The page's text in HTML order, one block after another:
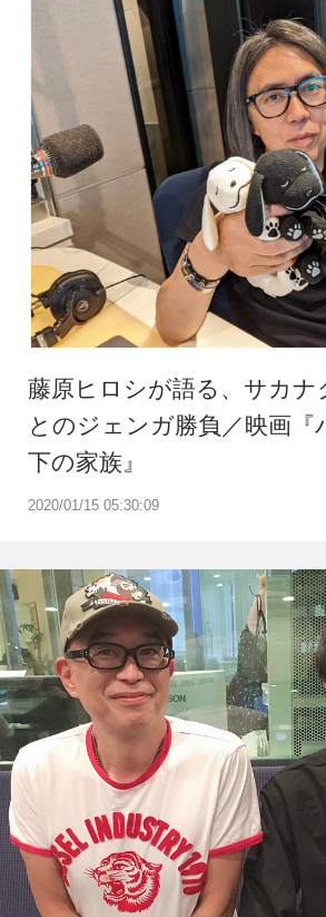
2020/01/15 05:30:09
藤原ヒロシが語る、サカナ
とのジェンガ勝負／映画『
下の家族』